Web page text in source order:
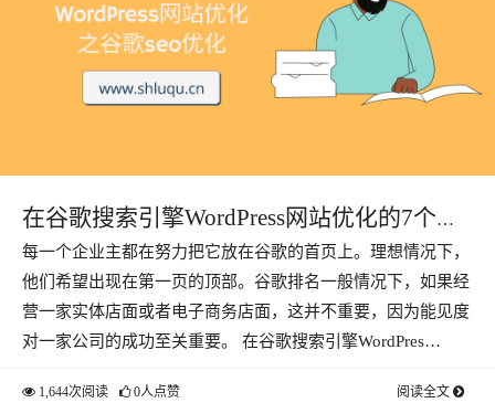
在谷歌搜索引擎WordPress网站优化的7个方
法
每一个企业主都在努力把它放在谷歌的首页上。理想情况下，
他们希望出现在第一页的顶部。谷歌排名一般情况下，如果经
营一家实体店面或者电子商务店面，这并不重要，因为能见度
对一家公司的成功至关重要。 在谷歌搜索引擎WordPres…
1,644次阅读 0人点赞 阅读全文